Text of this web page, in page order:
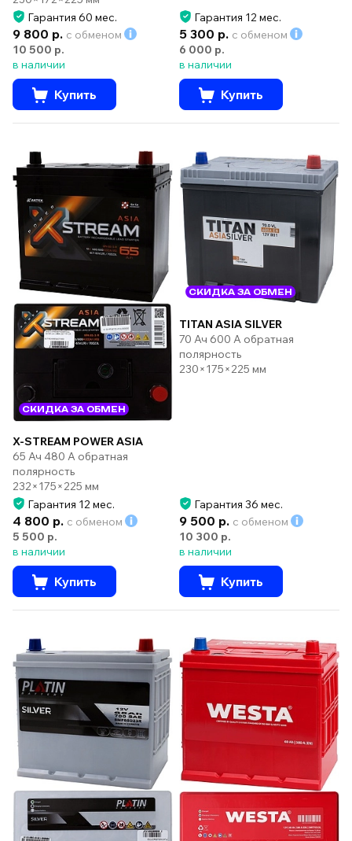
Гарантия 60 мес.
9 800 р. с обменом
10 500 р.
в наличии
Купить
Гарантия 12 мес.
5 300 р. с обменом
6 000 р.
в наличии
Купить
СКИДКА ЗА ОБМЕН
X-STREAM POWER ASIA
65 Ач 480 А обратная
полярность
232×175×225 мм
Гарантия 12 мес.
4 800 р. с обменом
5 500 р.
в наличии
Купить
СКИДКА ЗА ОБМЕН
TITAN ASIA SILVER
70 Ач 600 А обратная
полярность
230×175×225 мм
Гарантия 36 мес.
9 500 р. с обменом
10 300 р.
в наличии
Купить